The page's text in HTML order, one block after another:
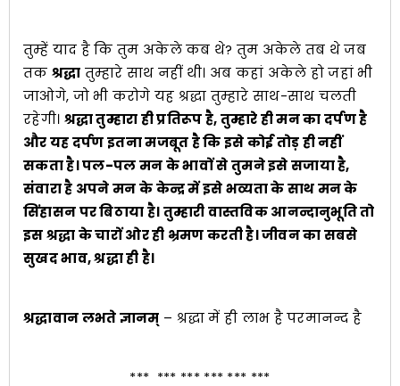
तुम्हें याद है कि तुम अकेले कब थे? तुम अकेले तब थे जब
तक श्रद्धा तुम्हारे साथ नहीं थी। अब कहां अकेले हो जहां भी
जाओगे, जो भी करोगे यह श्रद्धा तुम्हारे साथ-साथ चलती
रहेगी। श्रद्धा तुम्हारा ही प्रतिरूप है, तुम्हारे ही मन का दर्पण है
और यह दर्पण इतना मजबूत है कि इसे कोई तोड़ ही नहीं
सकता है। पल-पल मन के भावों से तुमने इसे सजाया है,
संवारा है अपने मन के केन्द्र में इसे भव्यता के साथ मन के
सिंहासन पर बिठाया है। तुम्हारी वास्तविक आनन्दानुभूति तो
इस श्रद्धा के चारों ओर ही भ्रमण करती है। जीवन का सबसे
सुखद भाव, श्रद्धा ही है।
श्रद्धावान लभते ज्ञानम् – श्रद्धा में ही लाभ है परमानन्द है
*** *** *** *** *** ***